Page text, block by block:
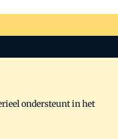
ondersteunt in het